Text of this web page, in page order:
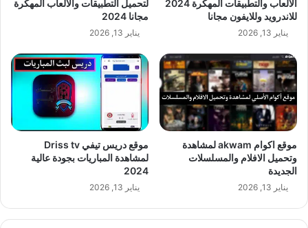
الالعاب والتطبيقات المهكرة 2024
للاندرويد وللايفون مجانا
يناير 13, 2026
لتحميل التطبيقات والالعاب المهكرة
مجانا 2024
يناير 13, 2026
موقع اكوام akwam لمشاهدة
وتحميل الافلام والمسلسلات
الجديدة
يناير 13, 2026
موقع دريس تيفي Driss tv
لمشاهدة المباريات بجودة عالية
2024
يناير 13, 2026